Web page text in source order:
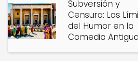
Subversión y
Censura: Los
del Humor en la
Comedia Antigua